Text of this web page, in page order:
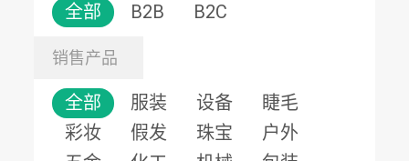
全部 B2B B2C
销售产品
全部 服装 设备
睫毛
彩妆
假发 珠宝
户外